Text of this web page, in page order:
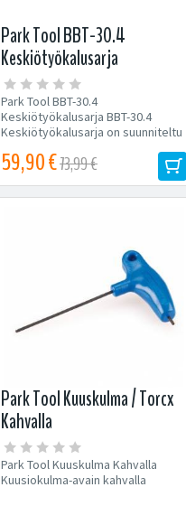
Park Tool BBT-30.4
Keskiötyökalusarja
Park Tool BBT-30.4
Keskiötyökalusarja BBT-30.4
Keskiötyökalusarja on suunniteltu
59,90 €73,99 €
Park Tool Kuuskulma / Torcx
Kahvalla
Park Tool Kuuskulma Kahvalla
Kuusiokulma-avain kahvalla